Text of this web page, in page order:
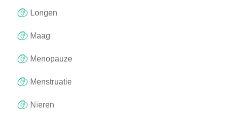
Longen
Maag
Menopauze
Menstruatie
Nieren